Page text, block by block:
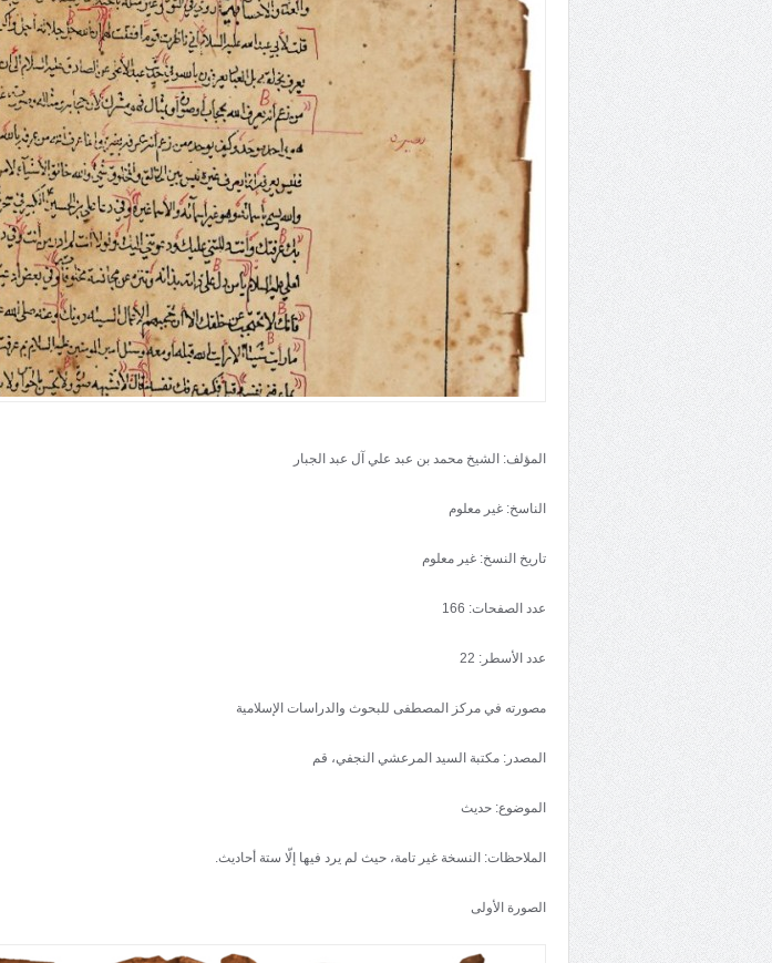
المؤلف: الشيخ محمد بن عبد علي آل عبد الجبار
الناسخ: غير معلوم
تاريخ النسخ: غير معلوم
عدد الصفحات: 166
عدد الأسطر: 22
مصورته في مركز المصطفى للبحوث والدراسات الإسلامية
المصدر: مكتبة السيد المرعشي النجفي، قم
الموضوع: حديث
الملاحظات: النسخة غير تامة، حيث لم يرد فيها إلّا ستة أحاديث.
الصورة الأولى